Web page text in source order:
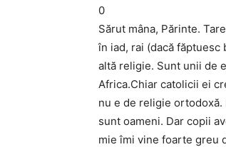
0
Sărut mâna, Părinte.
în iad, rai (dacă
altă religie. Sunt unii de
Africa.Chiar catolicii ei
nu e de religie
sunt oameni. Dar copii
mie îmi vine foarte greu